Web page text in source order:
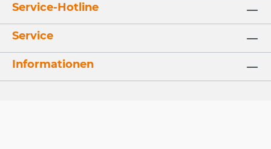
Service-Hotline
Service
Informationen